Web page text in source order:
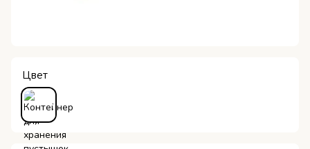
Цвет